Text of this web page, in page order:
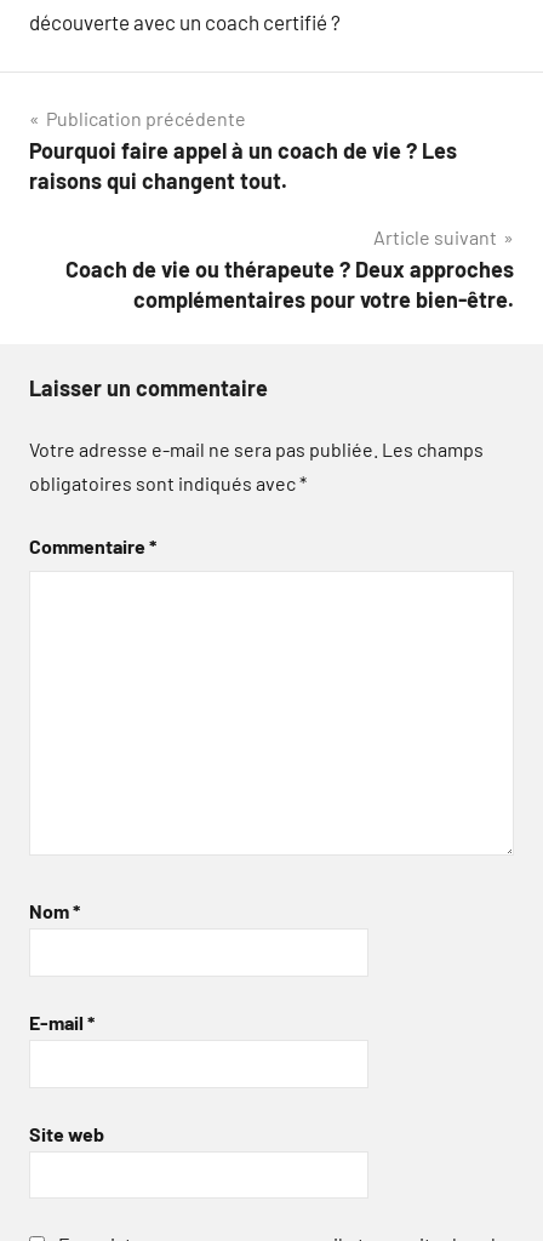
découverte avec un coach certifié ?
Navigation
de
Publication précédente
Pourquoi faire appel à un coach de vie ? Les
raisons qui changent tout.
Article suivant
Coach de vie ou thérapeute ? Deux approches
complémentaires pour votre bien-être.
Laisser un commentaire
Votre adresse e-mail ne sera pas publiée. Les champs
obligatoires sont indiqués avec*
Commentaire*
Nom*
E-mail *
Site web